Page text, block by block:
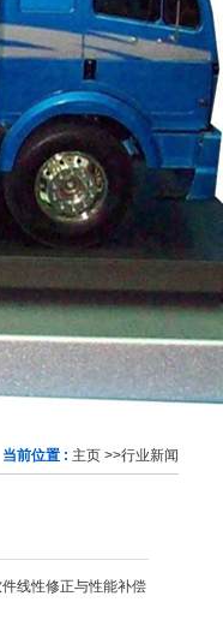
当前位置 : 主页 >>行业新闻
线性修正与性能补偿